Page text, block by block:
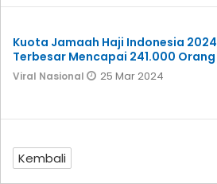
Kuota Jamaah Haji Indonesia 2024
Terbesar Mencapai 241.000 Orang
Viral Nasional 25 Mar 2024
Kembali